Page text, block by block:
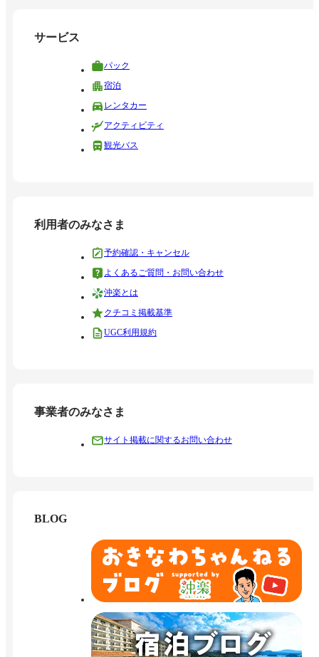
サービス
パック
宿泊
レンタカー
アクティビティ
観光バス
利用者のみなさま
予約確認・キャンセル
よくあるご質問・お問い合わせ
沖楽とは
クチコミ掲載基準
UGC利用規約
事業者のみなさま
サイト掲載に関するお問い合わせ
BLOG